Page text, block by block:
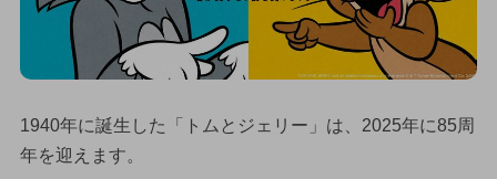
1940年に誕生した「トムとジェリー」は、2025年に85周
年を迎えます。